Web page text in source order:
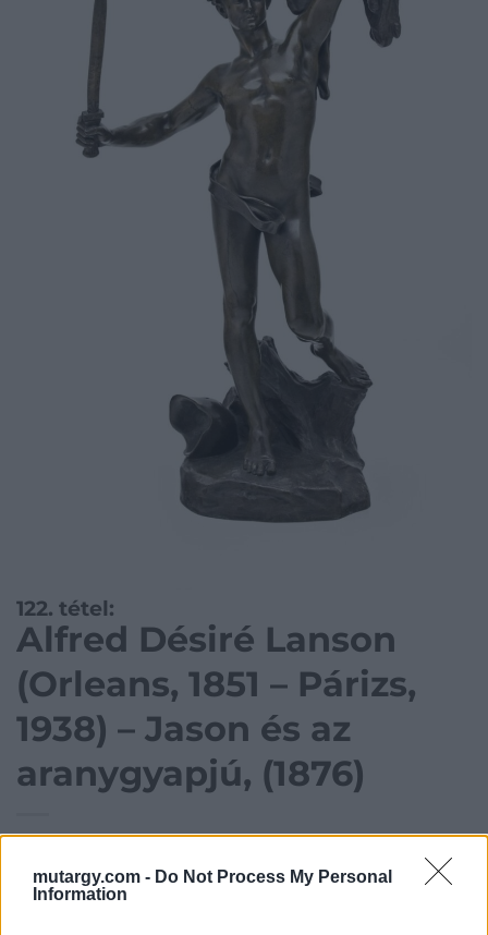
mutargy.com - Do Not Process My Personal
Information
122. tétel:
Alfred Désiré Lanson
(Orleans, 1851 – Párizs,
1938) – Jason és az
aranygyapjú, (1876)
scp, m: 74 cm